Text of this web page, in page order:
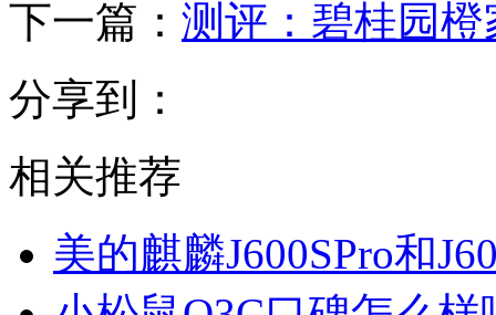
下一篇： 测评：碧桂园
分享到：
相关推荐
美的麒麟J600SPro和